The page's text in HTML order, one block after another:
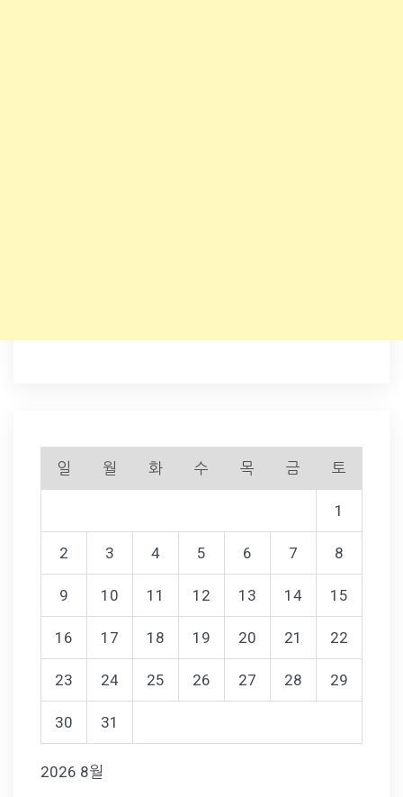
2026 8월
일 월 화 수 목 금 토
1
2 3 4 5 6 7 8
9 10 11 12 13 14 15
16 17 18 19 20 21 22
23 24 25 26 27 28 29
30 31